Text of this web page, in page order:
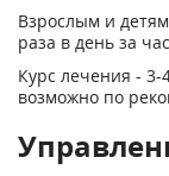
Взрослым и
раза в день за
Курс лечения - 3-
возможно по